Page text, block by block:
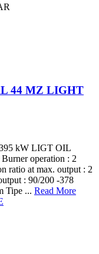
44 MZ LIGHT
kW LIGT OIL
operation : 2
ratio at max. output : 2
: 90/200 -378
Tipe ... Read More